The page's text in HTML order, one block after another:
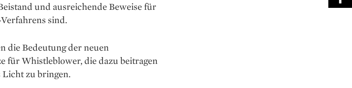
und ausreichende Beweise für
sind.
die Bedeutung der neuen
für Whistleblower, die dazu beitragen
Licht zu bringen.